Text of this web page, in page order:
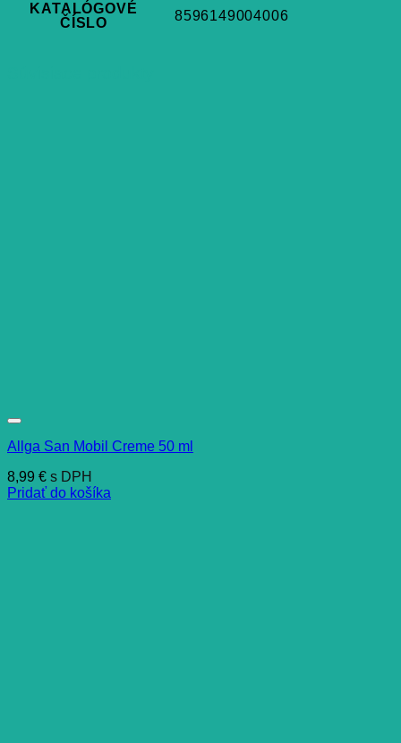
KATALÓGOVÉ
ČÍSLO
8596149004006
Allga San Mobil Creme 50 ml
8,99 € s DPH
Pridať do košíka